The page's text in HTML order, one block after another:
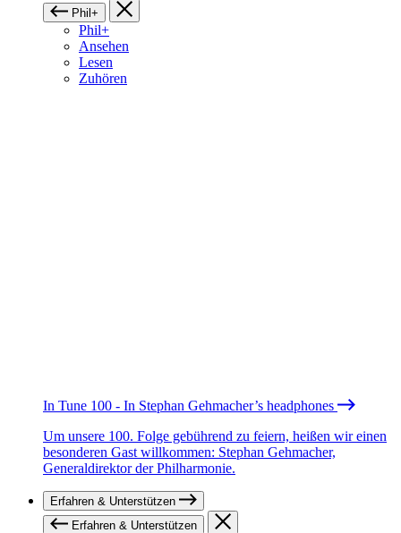
Phil+
Phil+
Ansehen
Lesen
Zuhören
In Tune 100 - In Stephan Gehmacher’s headphones
Um unsere 100. Folge gebührend zu feiern, heißen wir einen
besonderen Gast willkommen: Stephan Gehmacher,
Generaldirektor der Philharmonie.
Erfahren & Unterstützen
Erfahren & Unterstützen